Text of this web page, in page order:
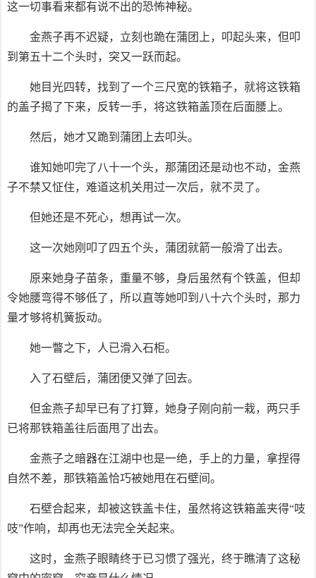
这一切事看来都有说不出的恐怖神秘。
金燕子再不迟疑，立刻也跪在蒲团上，叩起头来，但叩
到第五十二个头时，突又一跃而起。
她目光四转，找到了一个三尺宽的铁箱子，就将这铁箱
的盖子揭了下来，反转一手，将这铁箱盖顶在后面腰上。
然后，她才又跪到蒲团上去叩头。
谁知她叩完了八十一个头，那蒲团还是动也不动，金燕
子不禁又怔住，难道这机关用过一次后，就不灵了。
但她还是不死心，想再试一次。
这一次她刚叩了四五个头，蒲团就箭一般滑了出去。
原来她身子苗条，重量不够，身后虽然有个铁盖，但却
令她腰弯得不够低了，所以直等她叩到八十六个头时，那力
量才够将机簧扳动。
她一瞥之下，人已滑入石柜。
入了石壁后，蒲团便又弹了回去。
但金燕子却早已有了打算，她身子刚向前一栽，两只手
已将那铁箱盖往后面甩了出去。
金燕子之暗器在江湖中也是一绝，手上的力量，拿捏得
自然不差，那铁箱盖恰巧被她甩在石壁间。
石壁合起来，却被这铁盖卡住，虽然将这铁箱盖夹得“吱
吱”作响，却再也无法完全关起来。
这时，金燕子眼睛终于已习惯了强光，终于瞧清了这秘